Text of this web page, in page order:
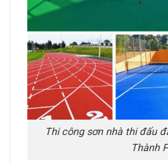
Thi công sơn nhà thi đấu
Thành